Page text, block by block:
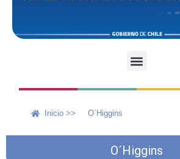
Inicio >> O´Higgins
O´Higgins